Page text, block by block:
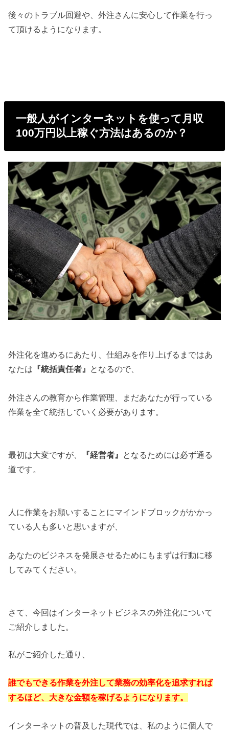
後々のトラブル回避や、外注さんに安心して作業を行っ
て頂けるようになります。
一般人がインターネットを使って月収
100万円以上稼ぐ方法はあるのか？
外注化を進めるにあたり、仕組みを作り上げるまではあ
なたは 『統括責任者』 となるので、
外注さんの教育から作業管理、まだあなたが行っている
作業を全て統括していく必要があります。
最初は大変ですが、 『経営者』 となるためには必ず通る
道です。
人に作業をお願いすることにマインドブロックがかかっ
ている人も多いと思いますが、
あなたのビジネスを発展させるためにもまずは行動に移
してみてください。
さて、今回はインターネットビジネスの外注化について
ご紹介しました。
私がご紹介した通り、
誰でもできる作業を外注して業務の効率化を追求すれば
するほど、大きな金額を稼げるようになります。
インターネットの普及した現代では、私のように個人で